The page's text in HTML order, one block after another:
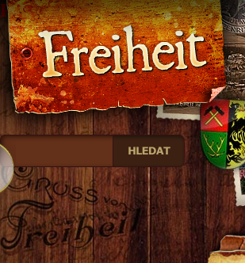
Freiheit